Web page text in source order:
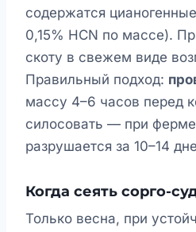
содержатся
0,15% HCN по массе).
скоту в свежем виде
Правильный подход:
массу 4–6 часов перед
силосовать — при
разрушается за 10–14
Когда сеять сорго-
Только весна, при